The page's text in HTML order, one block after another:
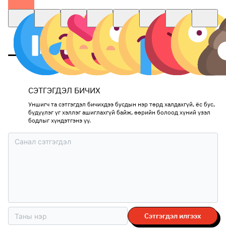
СЭТГЭГДЭЛ БИЧИХ
Уншигч та сэтгэгдэл бичихдээ бусдын нэр төрд халдахгүй, ёс бус,
бүдүүлэг үг хэллэг ашиглахгүй байж, өөрийн болоод хүний үзэл
бодлыг хүндэтгэнэ үү.
Сэтгэгдэл илгээх